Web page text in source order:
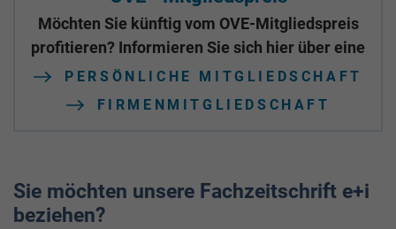
Möchten Sie künftig vom OVE-Mitgliedspreis
profitieren? Informieren Sie sich hier über eine
PERSÖNLICHE MITGLIEDSCHAFT
FIRMENMITGLIEDSCHAFT
Sie möchten unsere Fachzeitschrift e+i
beziehen?